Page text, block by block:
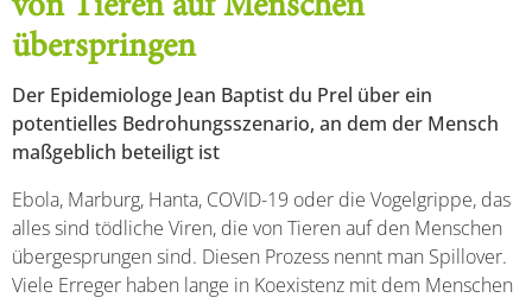
von Tieren auf Menschen
überspringen
Der Epidemiologe Jean Baptist du Prel über ein
potentielles Bedrohungsszenario, an dem der Mensch
maßgeblich beteiligt ist
Ebola, Marburg, Hanta, COVID-19 oder die Vogelgrippe, das
alles sind tödliche Viren, die von Tieren auf den Menschen
übergesprungen sind. Diesen Prozess nennt man Spillover.
Viele Erreger haben lange in Koexistenz mit dem Menschen